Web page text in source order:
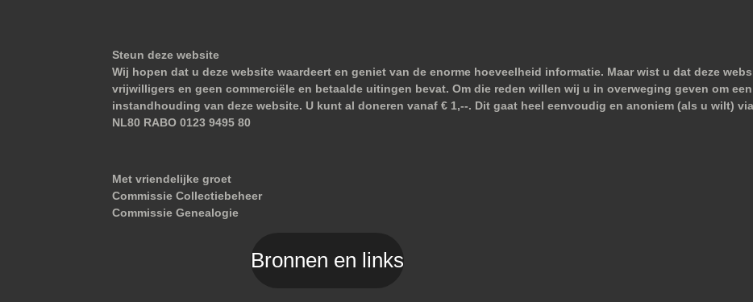
Steun deze website
Wij hopen dat u deze website waardeert en geniet van de enorme hoeveelheid informatie. Maar wist u dat deze
vrijwilligers en geen commerciële en betaalde uitingen bevat. Om die reden willen wij u in overweging geven om
instandhouding van deze website. U kunt al doneren vanaf € 1,--. Dit gaat heel eenvoudig en anoniem (als u wilt)
NL80 RABO 0123 9495 80
Met vriendelijke groet
Commissie Collectiebeheer
Commissie Genealogie
Bronnen en links